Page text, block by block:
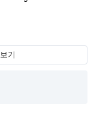
기